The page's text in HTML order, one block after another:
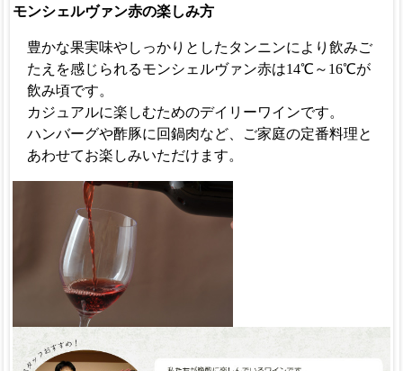
モンシェルヴァン赤の楽しみ方
豊かな果実味やしっかりとしたタンニンにより飲みご
たえを感じられるモンシェルヴァン赤は14℃～16℃が
飲み頃です。
カジュアルに楽しむためのデイリーワインです。
ハンバーグや酢豚に回鍋肉など、ご家庭の定番料理と
あわせてお楽しみいただけます。